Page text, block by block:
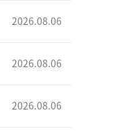
2026.08.06
2026.08.06
2026.08.06